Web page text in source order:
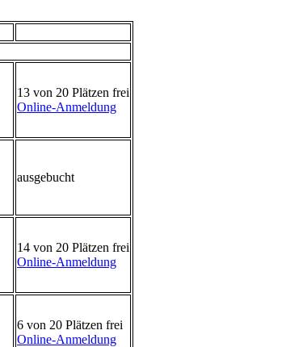
13 von 20 Plätzen frei
Online-Anmeldung
ausgebucht
14 von 20 Plätzen frei
Online-Anmeldung
6 von 20 Plätzen frei
Online-Anmeldung